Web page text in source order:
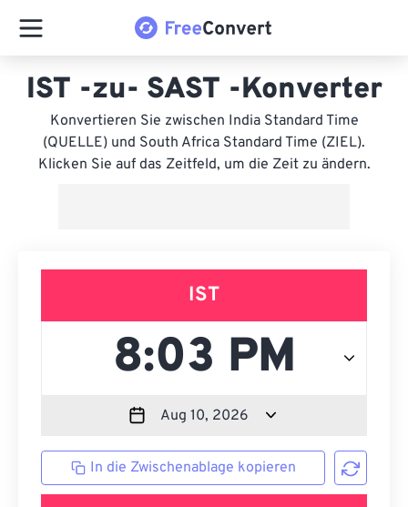
IST -zu- SAST -Konverter
Konvertieren Sie zwischen India Standard Time
(QUELLE) und South Africa Standard Time (ZIEL).
Klicken Sie auf das Zeitfeld, um die Zeit zu ändern.
IST
In die Zwischenablage kopieren